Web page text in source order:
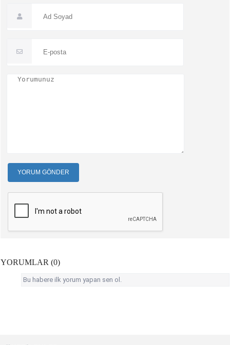
YORUM GÖNDER
YORUMLAR (0)
Bu habere ilk yorum yapan sen ol.